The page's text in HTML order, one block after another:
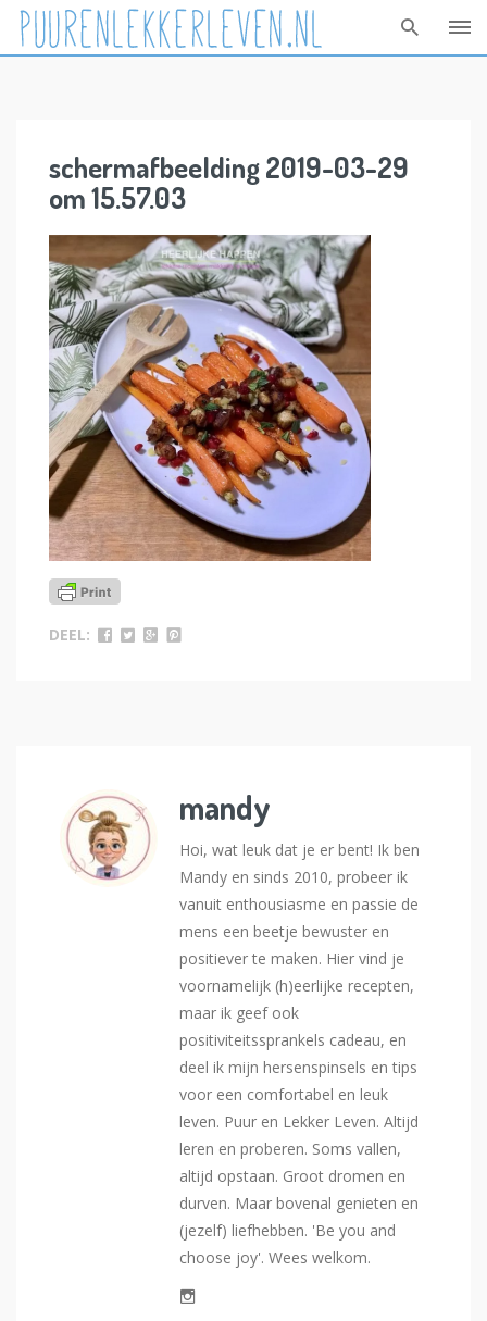
schermafbeelding 2019-03-29
om 15.57.03
DEEL:
mandy
Hoi, wat leuk dat je er bent! Ik ben
Mandy en sinds 2010, probeer ik
vanuit enthousiasme en passie de
mens een beetje bewuster en
positiever te maken. Hier vind je
voornamelijk (h)eerlijke recepten,
maar ik geef ook
positiviteitssprankels cadeau, en
deel ik mijn hersenspinsels en tips
voor een comfortabel en leuk
leven. Puur en Lekker Leven. Altijd
leren en proberen. Soms vallen,
altijd opstaan. Groot dromen en
durven. Maar bovenal genieten en
(jezelf) liefhebben. 'Be you and
choose joy'. Wees welkom.